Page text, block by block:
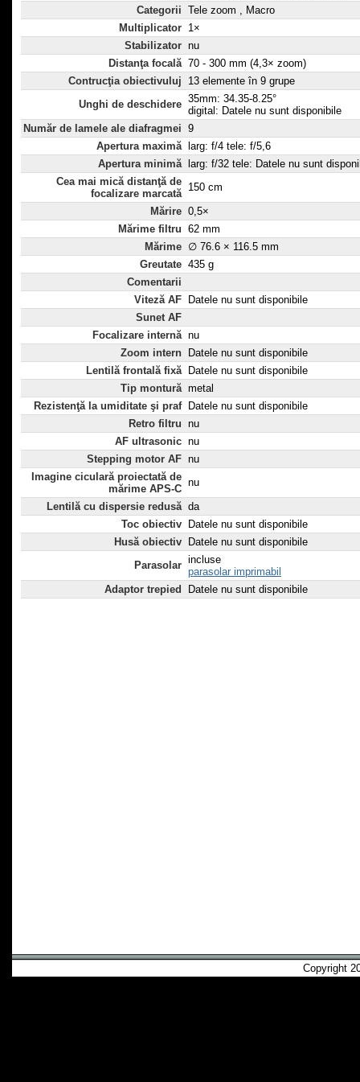
Categorii Tele zoom , Macro
Multiplicator 1×
Stabilizator nu
Distanţa focală 70 - 300 mm (4,3× zoom)
Contrucţia obiectivuluj
13 elemente în 9 grupe
Unghi de deschidere 35mm: 34.35-8.25°
digital: Datele nu sunt disponibile
Număr de lamele ale diafragmei 9
Apertura maximă
larg: f/4 tele: f/5,6
Apertura minimă
larg: f/32 tele: Datele nu sunt
Cea mai mică distanţă de
focalizare marcată
150 cm
Mărire 0,5×
Mărime filtru 62 mm
Mărime ∅ 76.6 × 116.5 mm
Greutate 435 g
Comentarii
Viteză AF
Datele nu sunt disponibile
Sunet AF
Focalizare internă nu
Zoom intern
Datele nu sunt disponibile
Lentilă frontală fixă
Datele nu sunt disponibile
Tip montură metal
Rezistenţă la umiditate şi praf
Datele nu sunt disponibile
Retro filtru nu
AF ultrasonic nu
Stepping motor AF nu
Imagine ciculară proiectată de
mărime APS-C
nu
Lentilă cu dispersie redusă da
Toc obiectiv
Datele nu sunt disponibile
Husă obiectiv
Datele nu sunt disponibile
Parasolar incluse
parasolar imprimabil
Adaptor trepied
Datele nu sunt disponibile
Copyright